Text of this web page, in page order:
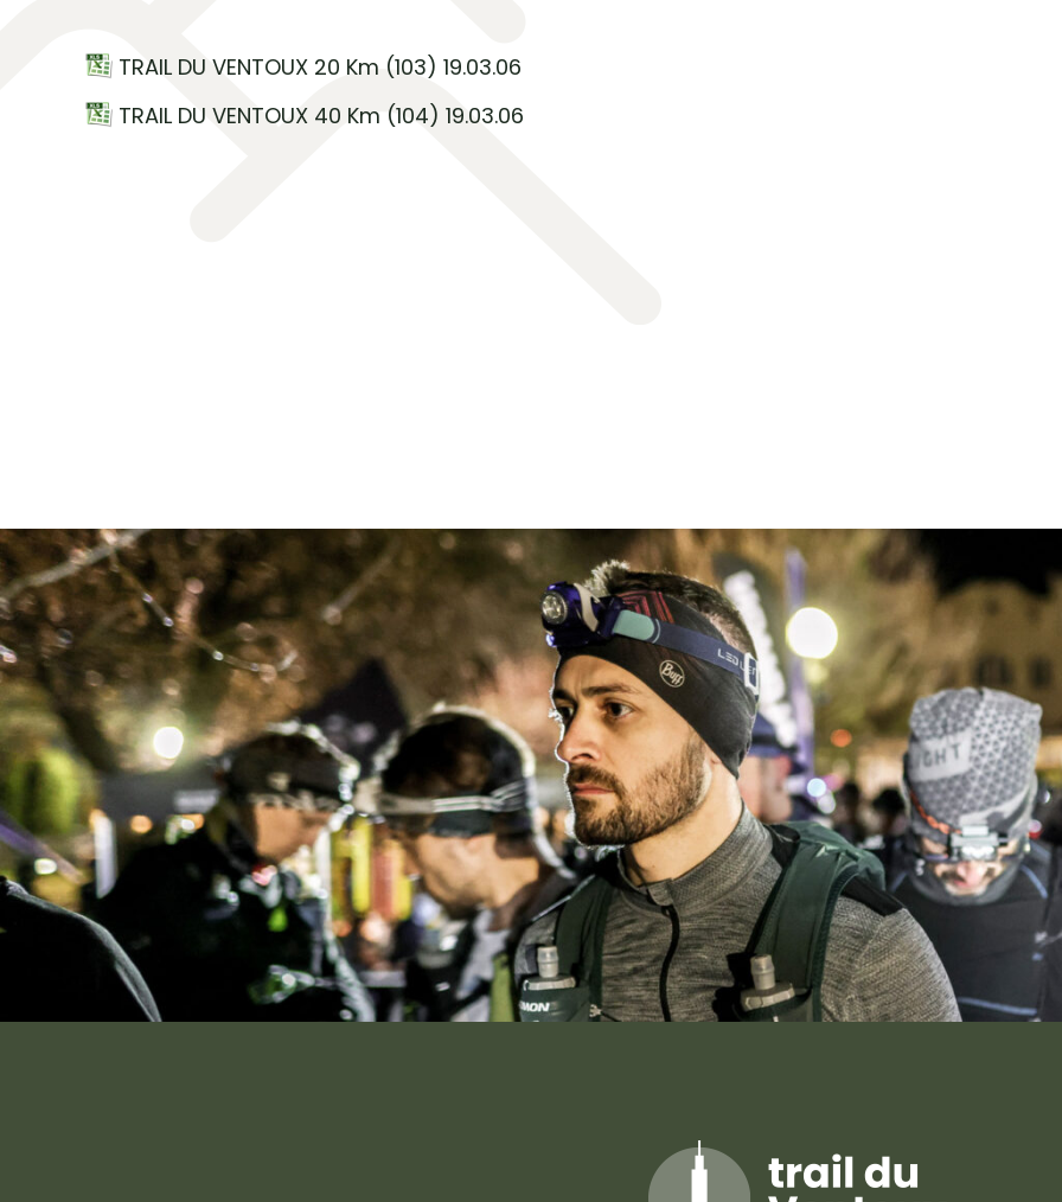
TRAIL DU VENTOUX 20 Km (103) 19.03.06
TRAIL DU VENTOUX 40 Km (104) 19.03.06